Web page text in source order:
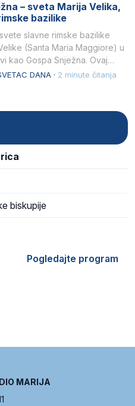
– sveta Marija Velika,
bazilike
slavne rimske bazilike
(Santa Maria Maggiore) u
kao Gospa Snježna. Ovaj
DANA · 2 minute čitanja
biskupije
Pogledajte program
MARIJA